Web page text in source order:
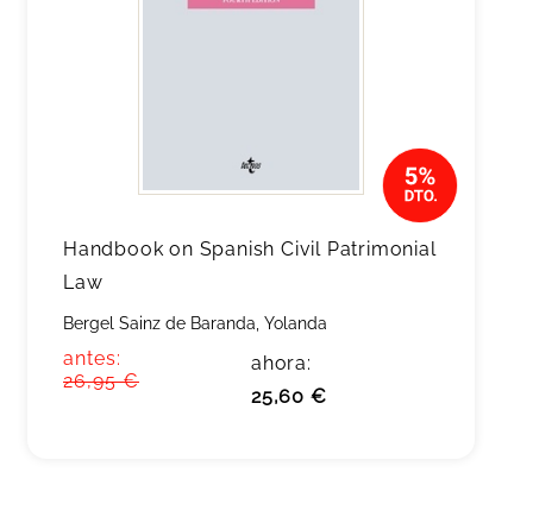
Handbook on Spanish Civil Patrimonial
Law
Bergel Sainz de Baranda, Yolanda
antes:
26,95 €
ahora:
25,60 €